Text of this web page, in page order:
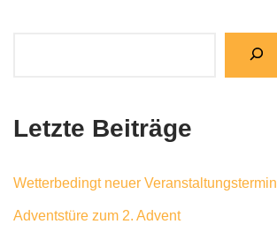
Letzte Beiträge
Wetterbedingt neuer Veranstaltungstermin
Adventstüre zum 2. Advent